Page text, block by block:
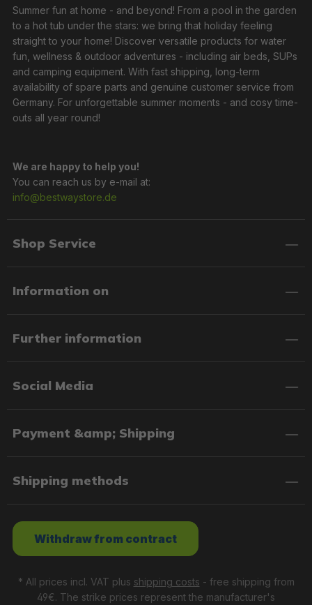
Summer fun at home - and beyond! From a pool in the garden
to a hot tub under the stars: we bring that holiday feeling
straight to your home! Discover versatile products for water
fun, wellness & outdoor adventures - including air beds, SUPs
and camping equipment. With fast shipping, long-term
availability of spare parts and genuine customer service from
Germany. For unforgettable summer moments - and cosy time-
outs all year round!
We are happy to help you!
You can reach us by e-mail at:
info@bestwaystore.de
Shop Service
Information on
Further information
Social Media
Payment &amp; Shipping
Shipping methods
Withdraw from contract
* All prices incl. VAT plus shipping costs - free shipping from
49€. The strike prices represent the manufacturer's